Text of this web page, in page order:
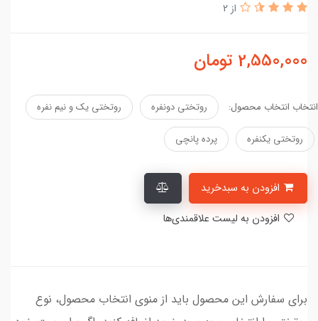
از 2
2,550,000 تومان
انتخاب انتخاب محصول: روتختی دونفره روتختی یک و نیم نفره
روتختی یکنفره پرده پانچی
برای سفارش این محصول باید از منوی انتخاب محصول، نوع